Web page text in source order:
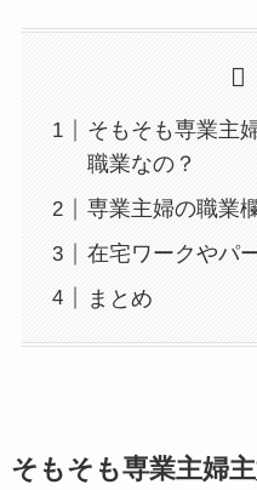
そもそも専業主
職業なの？
専業主婦の職業
在宅ワークやパ
まとめ
そもそも専業主婦